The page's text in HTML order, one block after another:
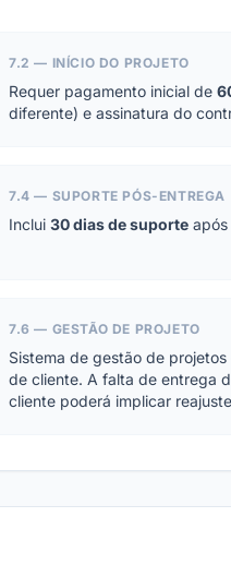
7.2 — INÍCIO DO PROJETO
Requer pagamento inicial de
diferente) e assinatura do
7.4 — SUPORTE PÓS-ENTREGA
Inclui 30 dias de suporte
7.6 — GESTÃO DE PROJETO
Sistema de gestão de
de cliente. A falta de entrega
cliente poderá implicar